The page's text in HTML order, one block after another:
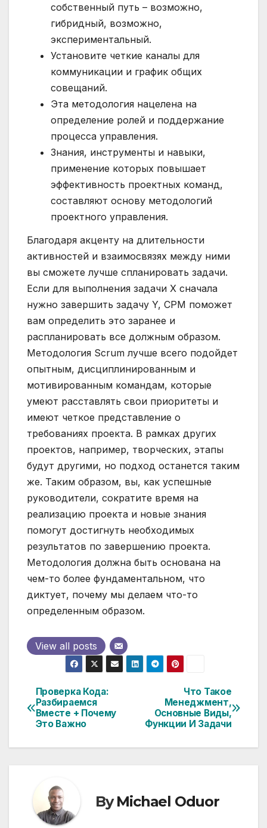
собственный путь – возможно,
гибридный, возможно,
экспериментальный.
Установите четкие каналы для
коммуникации и график общих
совещаний.
Эта методология нацелена на
определение ролей и поддержание
процесса управления.
Знания, инструменты и навыки,
применение которых повышает
эффективность проектных команд,
составляют основу методологий
проектного управления.
Благодаря акценту на длительности
активностей и взаимосвязях между ними
вы сможете лучше спланировать задачи.
Если для выполнения задачи X сначала
нужно завершить задачу Y, CPM поможет
вам определить это заранее и
распланировать все должным образом.
Методология Scrum лучше всего подойдет
опытным, дисциплинированным и
мотивированным командам, которые
умеют расставлять свои приоритеты и
имеют четкое представление о
требованиях проекта. В рамках других
проектов, например, творческих, этапы
будут другими, но подход останется таким
же. Таким образом, вы, как успешные
руководители, сократите время на
реализацию проекта и новые знания
помогут достигнуть необходимых
результатов по завершению проекта.
Методология должна быть основана на
чем-то более фундаментальном, что
диктует, почему мы делаем что-то
определенным образом.
View all posts
Post
navigation
Что Такое
Менеджмент,
Основные Виды,
Функции И Задачи
Проверка Кода:
Разбираемся
Вместе + Почему
Это Важно
ByMichael Oduor